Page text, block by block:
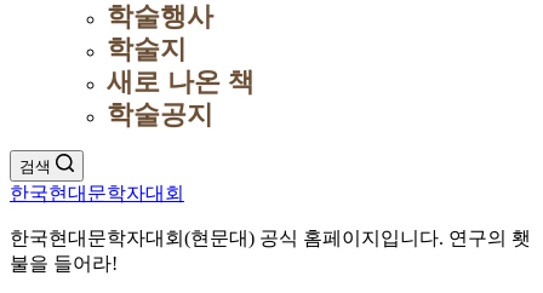
학술행사
학술지
새로 나온 책
학술공지
검색
한국현대문학자대회
한국현대문학자대회(현문대) 공식 홈페이지입니다. 연구의 횃
불을 들어라!